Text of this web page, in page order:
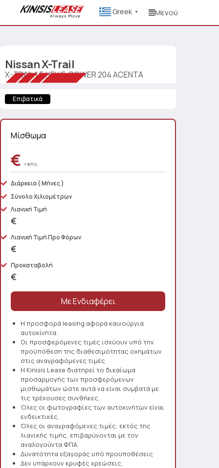
Greek ▼ Μενού
NissanX-Trail
X-TRAIL 1.5 HEV E-POWER 204 ACENTA
Επιβατικά
Μίσθωμα
€ + Φ.Π.Α.
Διάρκεια ( Μήνες )
Σύνολο Χιλιομέτρων
Λιανική Τιμή
€
Λιανική Τιμή Προ Φόρων
€
Προκαταβολή
€
Η προσφορά leasing αφορά καινούργια
αυτοκίνητα.
Οι προσφερόμενες τιμές ισχύουν υπό την
προϋπόθεση της διαθεσιμότητας οχημάτων
στις αναγραφόμενες τιμές
Η Kinisis Lease διατηρεί το δικαίωμα
προσαρμογής των προσφερόμενων
μισθωμάτων ώστε αυτά να είναι συμβατά με
τις τρέχουσες συνθήκες.
Όλες οι φωτογραφίες των αυτοκινήτων είναι
ενδεικτικές.
Όλες οι αναγραφόμενες τιμές, εκτός της
λιανικής τιμής, επιβαρύνονται με τον
αναλογούντα ΦΠΑ.
Δυνατότητα εξαγοράς υπό προϋποθέσεις
Δεν υπάρχουν κρυφές χρεώσεις.